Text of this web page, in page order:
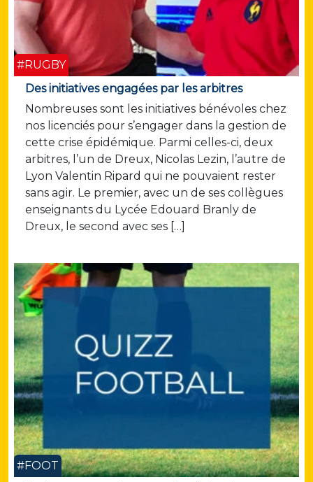
#RUGBY
Des initiatives engagées par les arbitres
Nombreuses sont les initiatives bénévoles chez
nos licenciés pour s’engager dans la gestion de
cette crise épidémique. Parmi celles-ci, deux
arbitres, l’un de Dreux, Nicolas Lezin, l’autre de
Lyon Valentin Ripard qui ne pouvaient rester
sans agir. Le premier, avec un de ses collègues
enseignants du Lycée Edouard Branly de
Dreux, le second avec ses […]
#FOOT